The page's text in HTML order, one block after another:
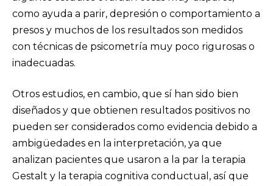
como ayuda a parir, depresión o comportamiento a
presos y muchos de los resultados son medidos
con técnicas de psicometría muy poco rigurosas o
inadecuadas.
Otros estudios, en cambio, que sí han sido bien
diseñados y que obtienen resultados positivos no
pueden ser considerados como evidencia debido a
ambigüedades en la interpretación, ya que
analizan pacientes que usaron a la par la terapia
Gestalt y la terapia cognitiva conductual, así que